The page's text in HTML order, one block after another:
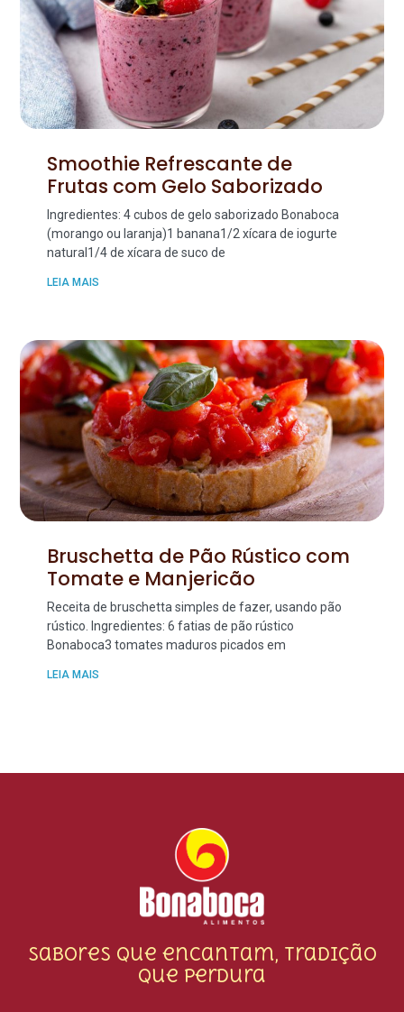
Smoothie Refrescante de
Frutas com Gelo Saborizado
Ingredientes: 4 cubos de gelo saborizado Bonaboca
(morango ou laranja)1 banana1/2 xícara de iogurte
natural1/4 de xícara de suco de
LEIA MAIS
Bruschetta de Pão Rústico com
Tomate e Manjericão
Receita de bruschetta simples de fazer, usando pão
rústico. Ingredientes: 6 fatias de pão rústico
Bonaboca3 tomates maduros picados em
LEIA MAIS
Sabores que encantam, tradição
que perdura